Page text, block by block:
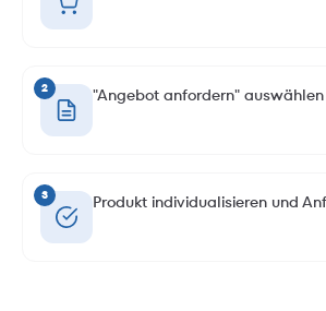
2 "Angebot anfordern" auswählen
3 Produkt individualisieren und